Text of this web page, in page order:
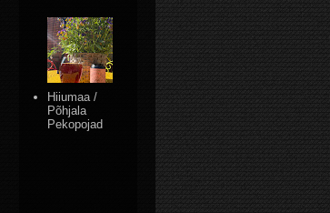
Hiiumaa /
Põhjala
Pekopojad